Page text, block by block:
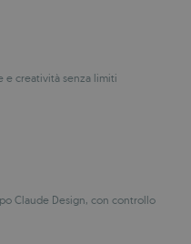
e creatività senza limiti
Claude Design, con controllo